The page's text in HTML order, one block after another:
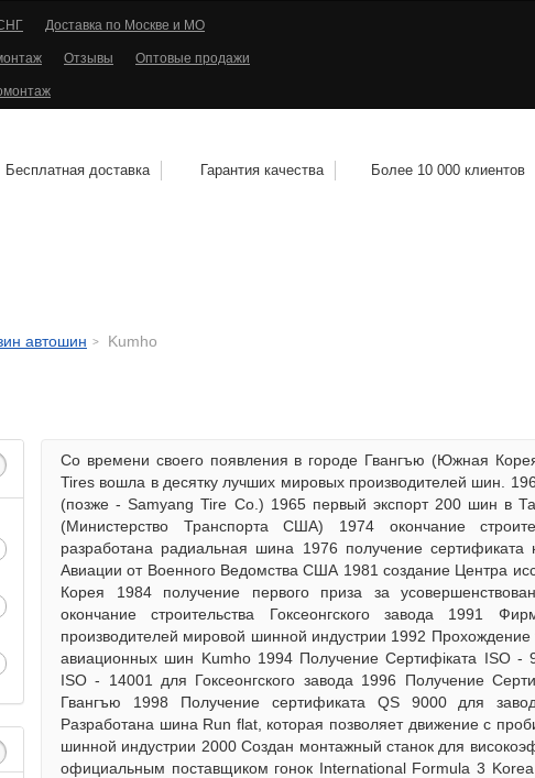
Доставка по Москве и МО
Отзывы Оптовые продажи
Бесплатная доставка Гарантия качества Более 10 000 клиентов
автошин Kumho
Со времени своего появления в городе Гвангъю (Южная
Tires вошла в десятку лучших мировых производителей шин.
(позже - Samyang Tire Co.) 1965 первый экспорт 200 шин в
(Министерство Транспорта США) 1974 окончание
разработана радиальная шина 1976 получение
Авиации от Военного Ведомства США 1981 создание Центра
Корея 1984 получение первого приза за
окончание строительства Гоксеонгского завода 1991
производителей мировой шинной индустрии 1992
авиационных шин Kumho 1994 Получение Сертифіката ISO -
ISO - 14001 для Гоксеонгского завода 1996 Получение
Гвангъю 1998 Получение сертификата QS 9000 для
Разработана шина Run flat, которая позволяет движение с
шинной индустрии 2000 Создан монтажный станок для
официальным поставщиком гонок International Formula 3